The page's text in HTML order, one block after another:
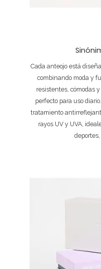
Cada anteojo está
combinando moda y
resistentes, cómodas
perfecto para uso
tratamiento
rayos UV y UVA,